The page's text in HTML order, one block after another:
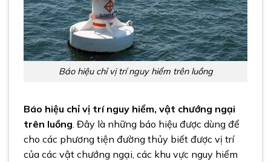
Báo hiệu chỉ vị trí nguy hiểm trên luồng
Báo hiệu chỉ vị trí nguy hiểm, vật chướng ngại
trên luồng . Đây là những báo hiệu được dùng để
cho các phương tiện đường thủy biết được vị trí
của các vật chướng ngại, các khu vực nguy hiểm